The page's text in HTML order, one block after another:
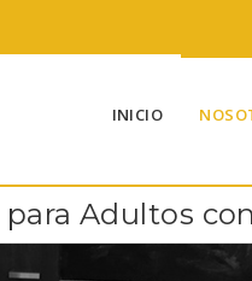
INICIO
Adultos